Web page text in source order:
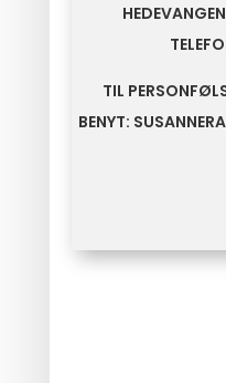
TIL
BENYT: